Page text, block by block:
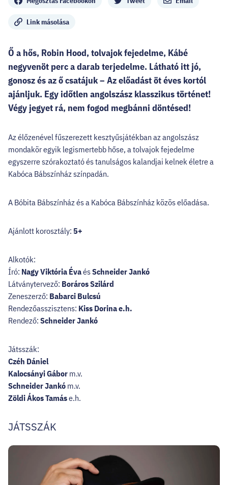
Link másolása
Ő a hős, Robin Hood, tolvajok fejedelme, Kábé
negyvenöt perc a darab terjedelme. Látható itt jó,
gonosz és az ő csatájuk – Az előadást öt éves kortól
ajánljuk. Egy időtlen angolszász klasszikus történet!
Végy jegyet rá, nem fogod megbánni döntésed!
Az élőzenével fűszerezett kesztyűsjátékban az angolszász
mondakör egyik legismertebb hőse, a tolvajok fejedelme
egyszerre szórakoztató és tanulságos kalandjai kelnek életre a
Kabóca Bábszínház színpadán.
A Bóbita Bábszínház és a Kabóca Bábszínház közös előadása.
Ajánlott korosztály: 5+
Alkotók:
Író: Nagy Viktória ÉvaésSchneider Jankó
Látványtervező: Boráros Szilárd
Zeneszerző: Babarci Bulcsú
Rendezőasszisztens: Kiss Dorina e.h.
Rendező: Schneider Jankó
Játsszák:
Czéh Dániel
Kalocsányi Gábor m.v.
Schneider Jankó m.v.
Zöldi Ákos Tamáse.h.
JÁTSSZÁK